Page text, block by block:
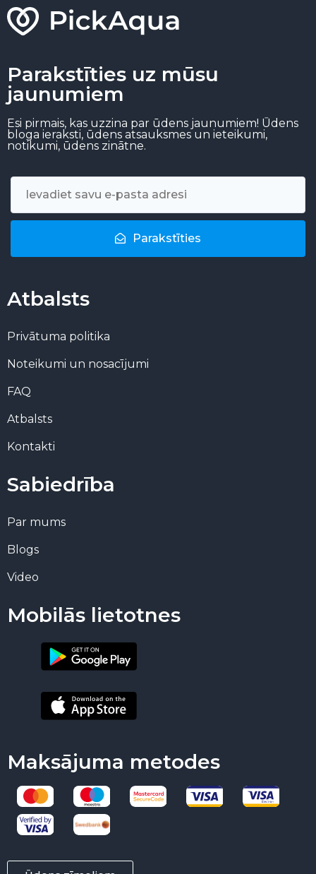
Parakstīties uz mūsu
jaunumiem
Esi pirmais, kas uzzina par ūdens jaunumiem! Ūdens
bloga ieraksti, ūdens atsauksmes un ieteikumi,
notikumi, ūdens zinātne.
Parakstīties
Atbalsts
Privātuma politika
Noteikumi un nosacījumi
FAQ
Atbalsts
Kontakti
Sabiedrība
Par mums
Blogs
Video
Mobilās lietotnes
Maksājuma metodes